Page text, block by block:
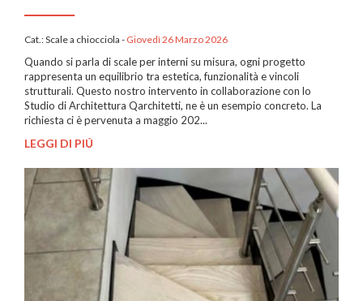
Cat.:Scale a chiocciola - Giovedì 26 Marzo 2026
Quando si parla di scale per interni su misura, ogni progetto
rappresenta un equilibrio tra estetica, funzionalità e vincoli
strutturali. Questo nostro intervento in collaborazione con lo
Studio di Architettura Qarchitetti, ne è un esempio concreto. La
richiesta ci è pervenuta a maggio 202...
LEGGI DI PIÚ